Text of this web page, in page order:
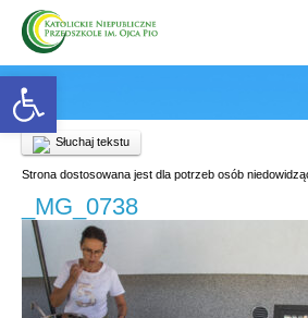
Open toolbar
Słuchaj tekstu
Strona dostosowana jest dla potrzeb osób
_MG_0738